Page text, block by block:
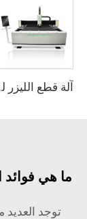
آلة
ما هي
توجد